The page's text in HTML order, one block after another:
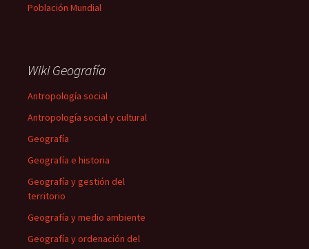
Población Mundial
Wiki Geografía
Antropología social
Antropología social y cultural
Geografía
Geografía e historia
Geografía y gestión del
territorio
Geografía y medio ambiente
Geografía y ordenación del